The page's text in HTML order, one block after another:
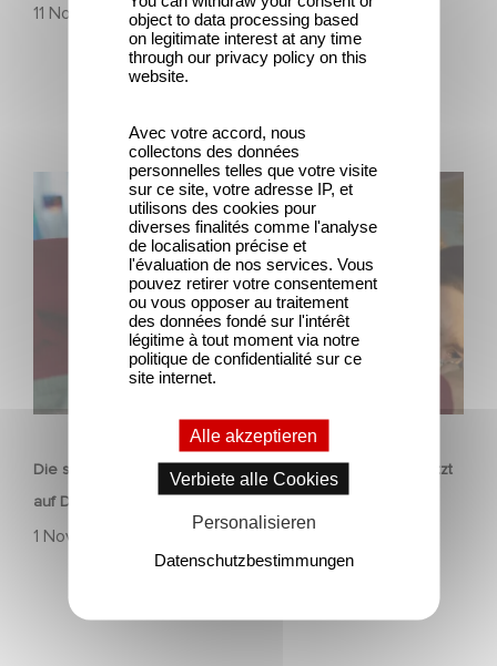
11 November 2025
SERIEN
Die sechsteilige Miniserie RESET – Wie weit gehst du? jetzt
auf Disney+ streamen.
1 November 2025
Die sechsteilige Miniserie RESET – Wie weit gehst du?
jetzt auf Disney+ streamen.
object to data processing based
on legitimate interest at any time
through our privacy policy on this
website.
Avec votre accord, nous
collectons des données
personnelles telles que votre visite
sur ce site, votre adresse IP, et
utilisons des cookies pour
diverses finalités comme l'analyse
de localisation précise et
l'évaluation de nos services. Vous
pouvez retirer votre consentement
ou vous opposer au traitement
des données fondé sur l'intérêt
légitime à tout moment via notre
politique de confidentialité sur ce
site internet.
Alle akzeptieren
Verbiete alle Cookies
Personalisieren
Datenschutzbestimmungen